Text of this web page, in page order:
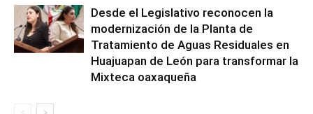
Desde el Legislativo reconocen la
modernización de la Planta de
Tratamiento de Aguas Residuales en
Huajuapan de León para transformar la
Mixteca oaxaqueña